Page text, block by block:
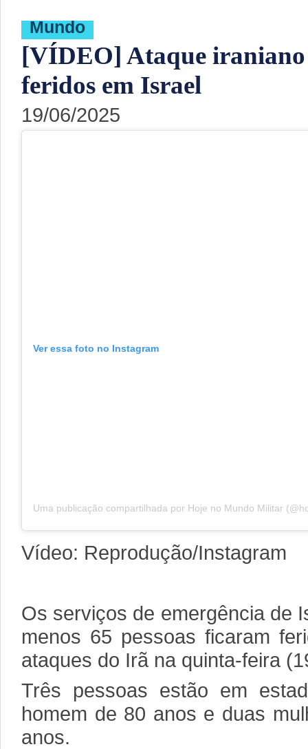
Mundo
[VÍDEO] Ataque iraniano
feridos em Israel
19/06/2025
Ver essa foto no Instagram
Vídeo: Reprodução/Instagram
Os serviços de emergência de
menos 65 pessoas ficaram
ataques do Irã na quinta-feira
Três pessoas estão em
homem de 80 anos e duas
anos.